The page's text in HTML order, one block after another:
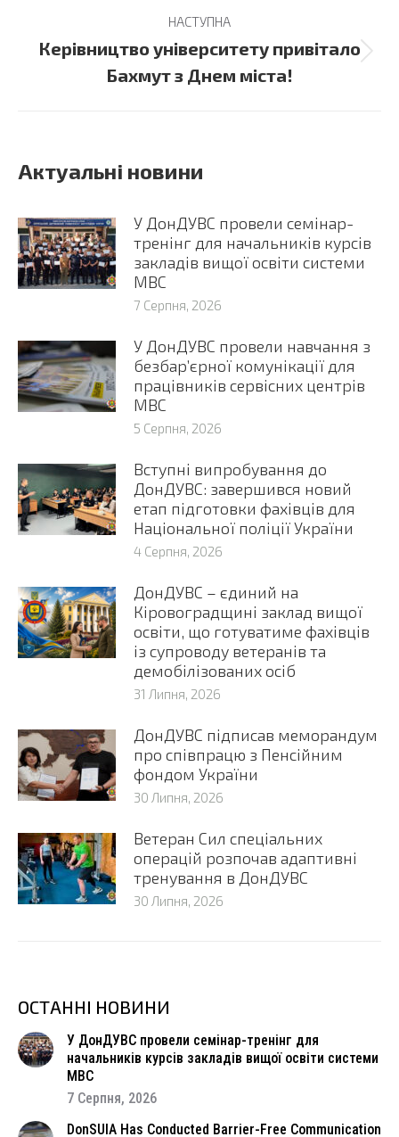
НАСТУПНА
Next
post:
Керівництво університету привітало
Бахмут з Днем міста!
Актуальні новини
У ДонДУВС провели семінар-
тренінг для начальників курсів
закладів вищої освіти системи
МВС
7 Серпня, 2026
У ДонДУВС провели навчання з
безбар’єрної комунікації для
працівників сервісних центрів
МВС
5 Серпня, 2026
Вступні випробування до
ДонДУВС: завершився новий
етап підготовки фахівців для
Національної поліції України
4 Серпня, 2026
ДонДУВС – єдиний на
Кіровоградщині заклад вищої
освіти, що готуватиме фахівців
із супроводу ветеранів та
демобілізованих осіб
31 Липня, 2026
ДонДУВС підписав меморандум
про співпрацю з Пенсійним
фондом України
30 Липня, 2026
Ветеран Сил спеціальних
операцій розпочав адаптивні
тренування в ДонДУВС
30 Липня, 2026
ОСТАННІ НОВИНИ
У ДонДУВС провели семінар-тренінг для
начальників курсів закладів вищої освіти системи
МВС
7 Серпня, 2026
DonSUIA Has Conducted Barrier-Free Communication